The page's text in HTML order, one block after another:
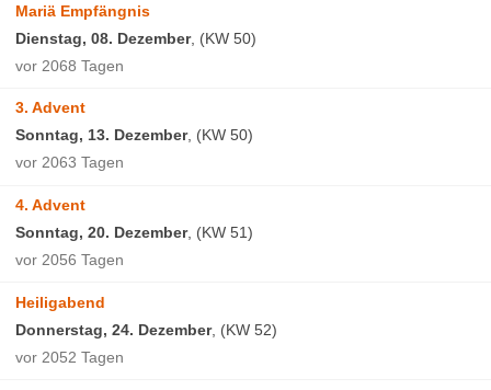
Mariä Empfängnis
Dienstag, 08. Dezember, (KW 50)
vor 2068 Tagen
3. Advent
Sonntag, 13. Dezember, (KW 50)
vor 2063 Tagen
4. Advent
Sonntag, 20. Dezember, (KW 51)
vor 2056 Tagen
Heiligabend
Donnerstag, 24. Dezember, (KW 52)
vor 2052 Tagen